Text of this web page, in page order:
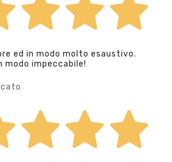
ed in modo molto esaustivo.
impeccabile!